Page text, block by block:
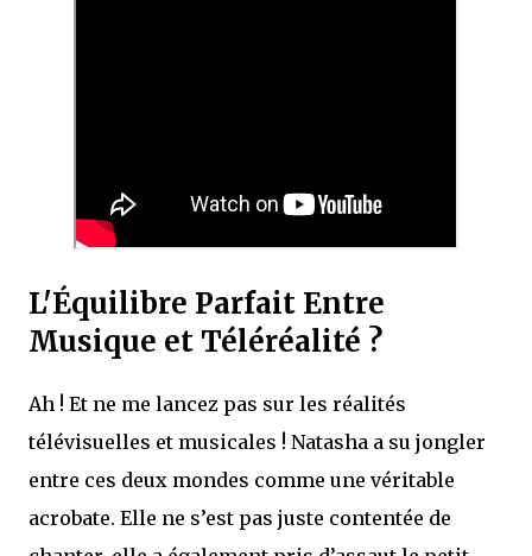
L'Équilibre Parfait Entre
Musique et Téléréalité ?
Ah ! Et ne me lancez pas sur les réalités
télévisuelles et musicales ! Natasha a su jongler
entre ces deux mondes comme une véritable
acrobate. Elle ne s’est pas juste contentée de